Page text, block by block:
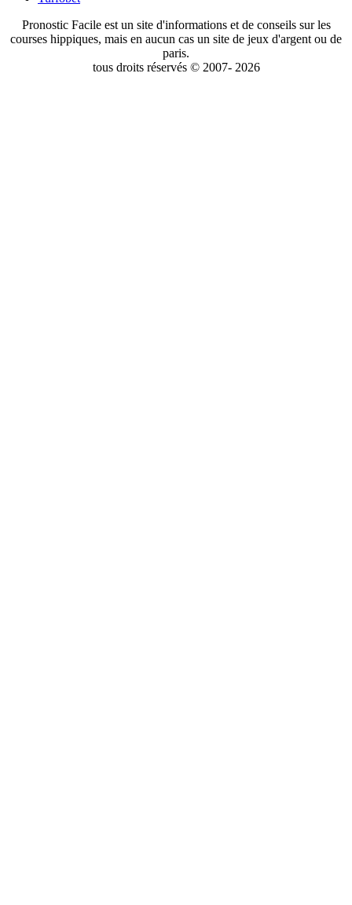
Pronostic Facile est un site d'informations et de conseils sur les
courses hippiques, mais en aucun cas un site de jeux d'argent ou de
paris.
tous droits réservés © 2007- 2026